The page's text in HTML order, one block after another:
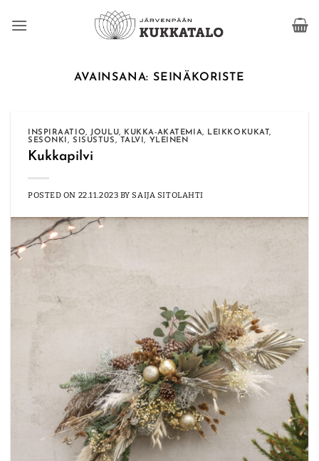
AVAINSANA:SEINÄKORISTE
INSPIRAATIO, JOULU, KUKKA-AKATEMIA, LEIKKOKUKAT,
SESONKI ,SISUSTUS, TALVI, YLEINEN
Kukkapilvi
POSTED ON 22.11.2023 BYSAIJA SITOLAHTI